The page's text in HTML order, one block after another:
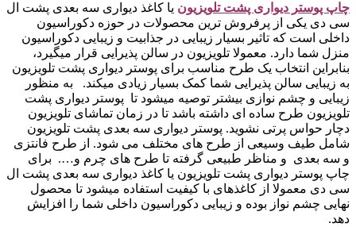
چاپ پوستر دیواری پشت تلویزیون یا کاغذ دیواری سه بعدی پشت ال
سی دی یکی از پرفروش ترین محصولات در حوزه دکوراسیون
داخلی است که تاثیر بسیار زیبایی در جذابیت و زیبایی دکوراسیون
منزل شما دارد. معمولا تلویزیون در سالن پذیرایی قرار میگیرد،
بنابراین انتخاب یک طرح مناسب برای پوستر دیواری پشت تلویزیون
به زیبایی سالن پذیرایی شما کمک بسیار زیادی میکند. به منظور
زیبایی و چشم نوازی بیشتر توصیه میشود تا پوستر دیواری پشت
تلویزیون طرح ساده ای داشته باشد تا در زمان تماشای تلویزیون
دچار حواس پرتی نشوید. پوستر دیواری سه بعدی پشت تلویزیون
شامل طیف وسیعی از طرح های مختلف می شود. از طرح فانتزی
و سه بعدی و مناظر طبیعی گرفته تا طرح های چرم و…. برای
چاپ پوستر دیواری پشت تلویزیون یا کاغذ دیواری سه بعدی پشت ال
سی دی معمولا از کاغذهای با کیفیت استفاده میشود تا محصول
نهایی چشم نواز بوده و زیبایی دکوراسیون داخلی شما را افزایش
دهد.